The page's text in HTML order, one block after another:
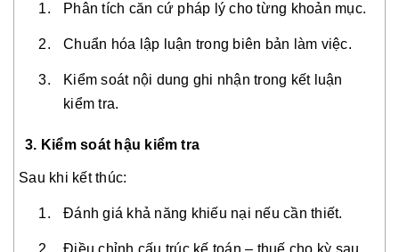
Phân tích căn cứ pháp lý cho từng khoản mục.
Chuẩn hóa lập luận trong biên bản làm việc.
Kiểm soát nội dung ghi nhận trong kết luận
kiểm tra.
3. Kiểm soát hậu kiểm tra
Sau khi kết thúc:
Đánh giá khả năng khiếu nại nếu cần thiết.
Điều chỉnh cấu trúc kế toán – thuế cho kỳ sau.